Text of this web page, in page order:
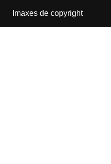
Imaxes de copyright